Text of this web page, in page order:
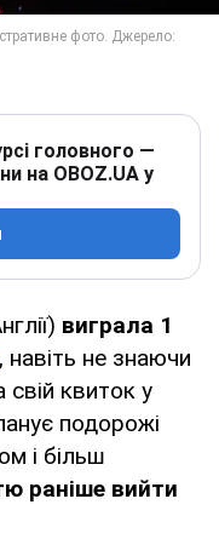
головного —
на OBOZ.UA у
виграла 1
, навіть не знаючи
свій квиток у
подорожі
і більш
раніше вийти